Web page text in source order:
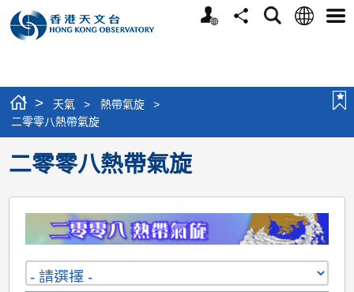
個
分
搜
語
選
> 天氣 > 熱帶氣旋
>
二零零八熱帶氣旋
二零零八熱帶氣旋